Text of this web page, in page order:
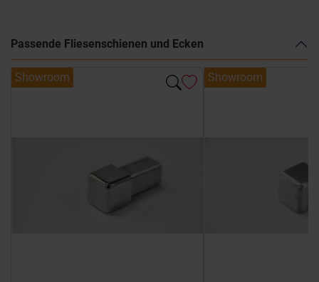
Passende Fliesenschienen und Ecken
Showroom Showroom